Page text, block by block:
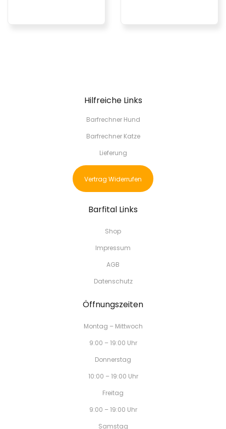
Hilfreiche Links
Barfrechner Hund
Barfrechner Katze
Lieferung
Vertrag Widerrufen
Barfital Links
Shop
Impressum
AGB
Datenschutz
Öffnungszeiten
Montag – Mittwoch
9:00 – 19:00 Uhr
Donnerstag
10:00 – 19:00 Uhr
Freitag
9:00 – 19:00 Uhr
Samstag